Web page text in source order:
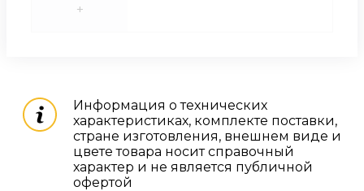
+
Информация о технических
характеристиках, комплекте поставки,
стране изготовления, внешнем виде и
цвете товара носит справочный
характер и не является публичной
офертой